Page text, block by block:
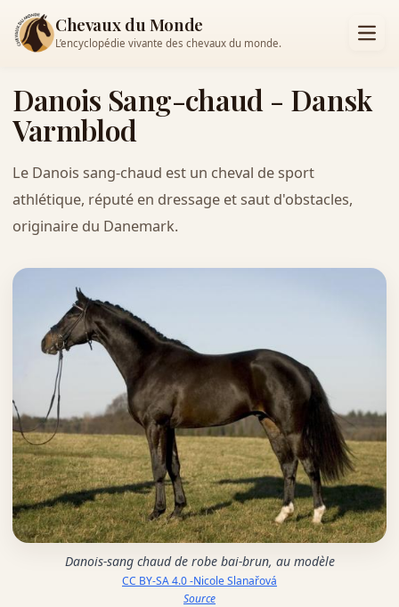
Chevaux du Monde
L’encyclopédie vivante des chevaux du monde.
Danois Sang-chaud - Dansk
Varmblod
Le Danois sang-chaud est un cheval de sport
athlétique, réputé en dressage et saut d'obstacles,
originaire du Danemark.
Danois-sang chaud de robe bai-brun, au modèle
CC BY-SA 4.0 -Nicole Slanařová
Source